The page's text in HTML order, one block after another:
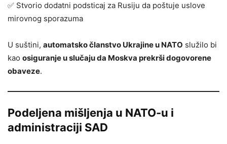
✅ Stvorio dodatni podsticaj za Rusiju da poštuje uslove
mirovnog sporazuma
U suštini, automatsko članstvo Ukrajine u NATO služilo bi
kao osiguranje u slučaju da Moskva prekrši dogovorene
obaveze.
Podeljena mišljenja u NATO-u i
administraciji SAD